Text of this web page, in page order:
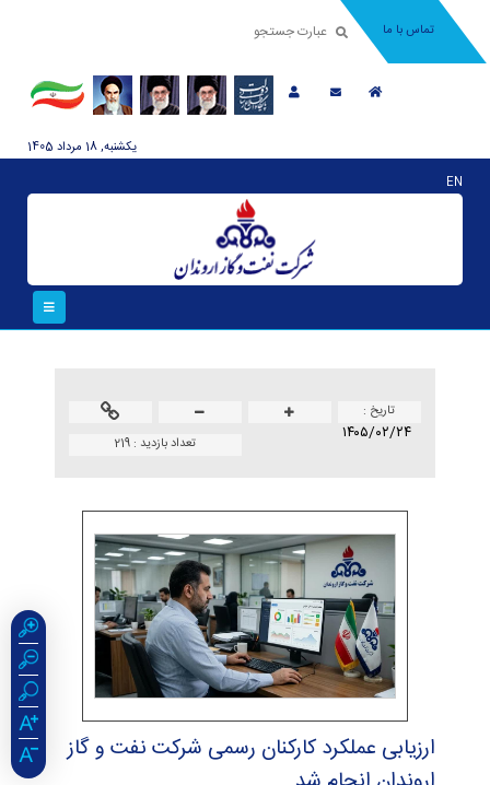
تماس با ما
يکشنبه, 18 مرداد 1405
EN
تاريخ :
۱۴۰۵/۰۲/۲۴ تعداد بازدید : 219
ارزیابی عملكرد كاركنان رسمی شركت نفت و گاز